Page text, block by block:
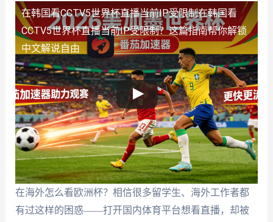
在韩国看CCTV5世界杯直播当前IP受限制在韩国看
CCTV5世界杯直播当前IP受限制？这篇指南帮你解锁
中文解说自由
在海外怎么看欧洲杯？相信很多留学生、海外工作者都
有过这样的困惑——打开国内体育平台想看直播，却被